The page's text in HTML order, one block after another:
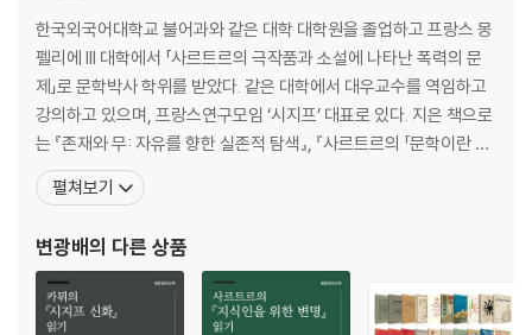
제3장세계대전 동안의 두 지식인
사르트르: “심각한 변화”
아롱: 전차 아니면 펜?
평온한 점령 기간?
『코뫼디아』, 또는 『레 레트르 프랑세즈』?
과오?
세대 내에서의 릴레이
제3부 30년 전쟁
한국외국어대학교 불어과와 같은 대학 대학원을 졸업하고 프랑스 몽
펠리에 III 대학에서 「사르트르의 극작품과 소설에 나타난 폭력의 문
제」로 문학박사 학위를 받았다. 같은 대학에서 대우교수를 역임하고
강의하고 있으며, 프랑스연구모임 ‘시지프’ 대표로 있다. 지은 책으로
는 『존재와 무: 자유를 향한 실존적 탐색』, 『사르트르의 「문학이란 무
엇인가」 읽기』, 『제2의 성: 여성학 백과사전』, 『사르트르의 미학』(공
저), 『카페 사르트르』(공저) 등이 있으며 역서로는 『사르트르 평전』,
류학의 아버지, 마르셀 모스
펼쳐보기
변광배의 다른 상품